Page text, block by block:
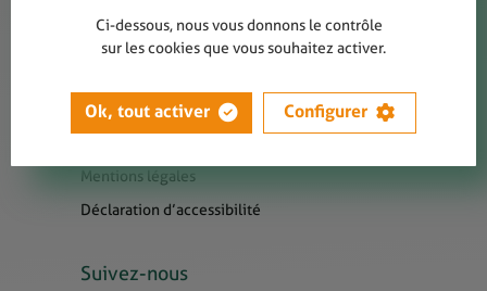
Presse
Liens utiles
Mentions légales
Déclaration d’accessibilité
Suivez-nous
Ci-dessous, nous vous donnons le contrôle
sur les cookies que vous souhaitez activer.
Ok, tout activer Configurer